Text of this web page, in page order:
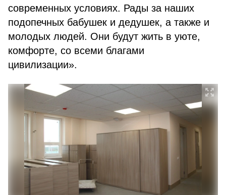
современных условиях. Рады за наших
подопечных бабушек и дедушек, а также и
молодых людей. Они будут жить в уюте,
комфорте, со всеми благами
цивилизации».